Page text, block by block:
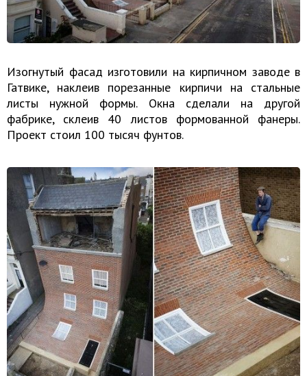
Изогнутый фасад изготовили на кирпичном заводе в
Гатвике, наклеив порезанные кирпичи на стальные
листы нужной формы. Окна сделали на другой
фабрике, склеив 40 листов формованной фанеры.
Проект стоил 100 тысяч фунтов.